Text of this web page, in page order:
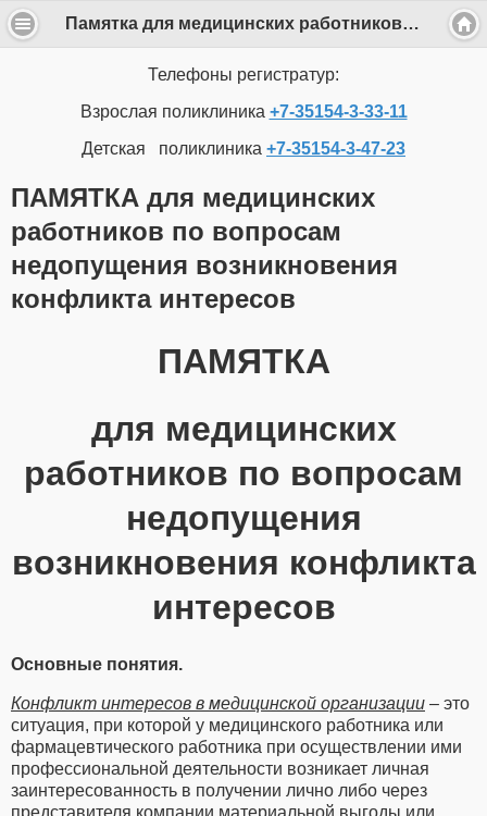
Памятка для медицинских работников по вопросам недопущения возникновения конфликта интересов
Телефоны регистратур:
Взрослая поликлиника +7-35154-3-33-11
Детская поликлиника +7-35154-3-47-23
ПАМЯТКА для медицинских
работников по вопросам
недопущения возникновения
конфликта интересов
ПАМЯТКА
для медицинских
работников по вопросам
недопущения
возникновения конфликта
интересов
Основные понятия.
Конфликт интересов в медицинской организации – это
ситуация, при которой у медицинского работника или
фармацевтического работника при осуществлении ими
профессиональной деятельности возникает личная
заинтересованность в получении лично либо через
представителя компании материальной выгоды или